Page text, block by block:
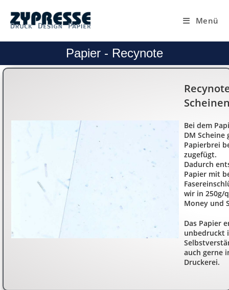
Menü
Papier - Recynote
Bei dem
DM
Papierbrei
zugefügt.
Dadurch
Papier mit
wir in 250g/
Money und
Das Papier
unbedruckt
auch gerne
Druckerei.